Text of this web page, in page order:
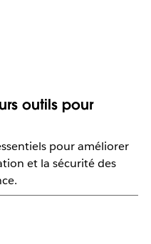
outils pour
pour améliorer
et la sécurité des